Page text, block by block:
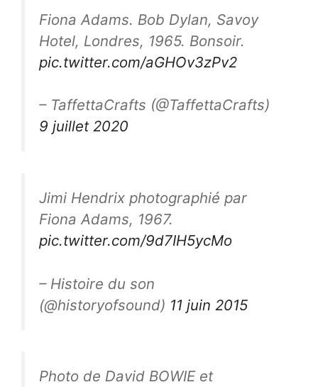
Fiona Adams. Bob Dylan, Savoy
Hotel, Londres, 1965. Bonsoir.
pic.twitter.com/aGHOv3zPv2
– TaffettaCrafts (@TaffettaCrafts)
9 juillet 2020
Jimi Hendrix photographié par
Fiona Adams, 1967.
pic.twitter.com/9d7IH5ycMo
– Histoire du son
(@historyofsound) 11 juin 2015
Photo de David BOWIE et